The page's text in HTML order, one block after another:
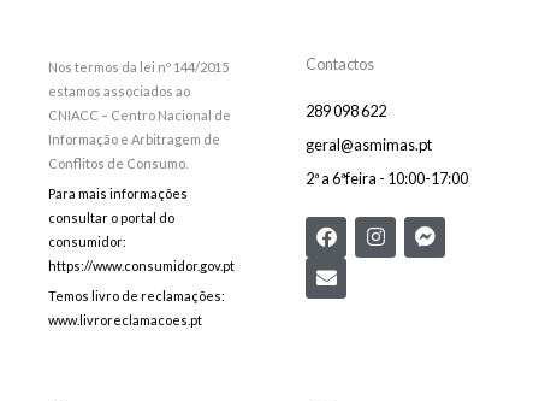
Nos termos da lei nº 144/2015
estamos associados ao
CNIACC – Centro Nacional de
Informação e Arbitragem de
Conflitos de Consumo.
Para mais informações
consultar o portal do
consumidor:
https://www.consumidor.gov.pt
Temos livro de reclamações:
www.livroreclamacoes.pt
Contactos
289 098 622
geral@asmimas.pt
2ª a 6ªfeira - 10:00-17:00
F
a
c
e
b
I
n
s
F
a
c
E
n
v
e
l